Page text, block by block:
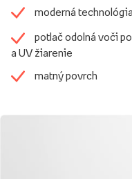
moderná
potlač odolná voči
a UV žiarenie
matný povrch